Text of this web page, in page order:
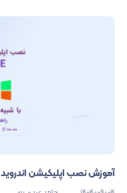
آموزش نصب اپلیکیشن اندروید Livetse بر روی کامپیوتر